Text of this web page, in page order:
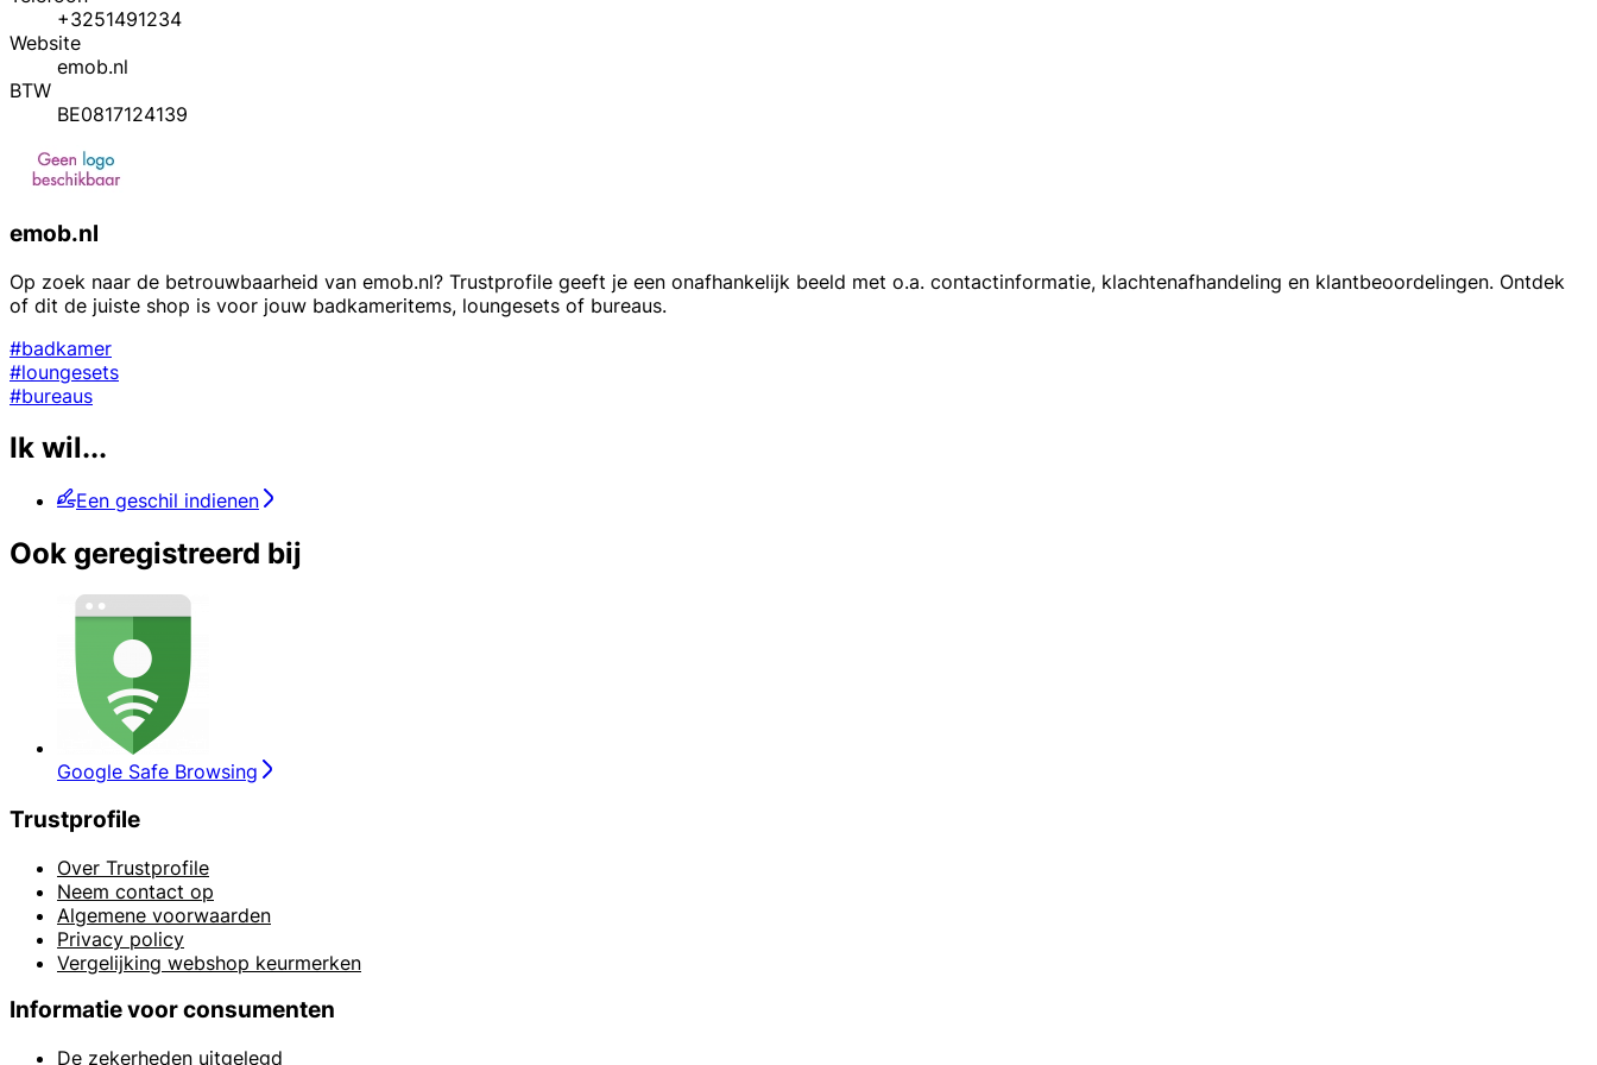
+3251491234
Website
emob.nl
BTW
BE0817124139
emob.nl
Op zoek naar de betrouwbaarheid van emob.nl? Trustprofile geeft je een onafhankelijk beeld met o.a. contactinformatie, klachtenafhandeling en klantbeoordelingen. Ontdek
of dit de juiste shop is voor jouw badkameritems, loungesets of bureaus.
#badkamer
#loungesets
#bureaus
Ik wil...
Een geschil indienen
Ook geregistreerd bij
Google Safe Browsing
Trustprofile
Over Trustprofile
Neem contact op
Algemene voorwaarden
Privacy policy
Vergelijking webshop keurmerken
Informatie voor consumenten
De zekerheden uitgelegd